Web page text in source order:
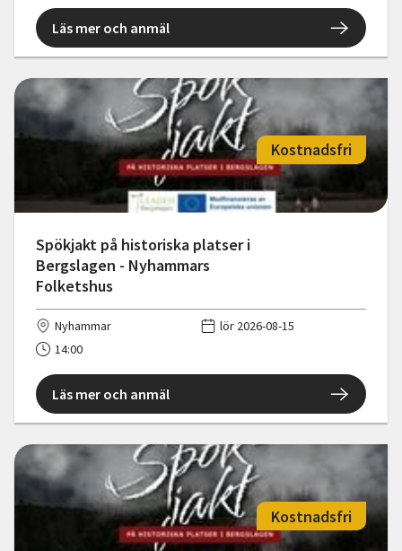
Läs mer och anmäl
Spökjakt på historiska platser i
Bergslagen - Nyhammars
Folketshus
Kostnadsfri
Nyhammar
lör 2026-08-15
14:00
Läs mer och anmäl
Kostnadsfri